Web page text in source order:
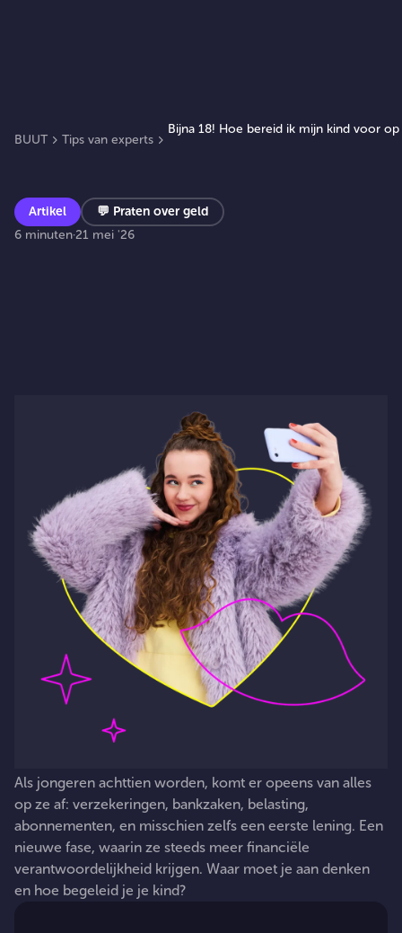
BUUT Tips van experts
Bijna 18! Hoe bereid ik mijn kind voor
Artikel 💬 Praten over geld
6 minuten·21 mei '26
Als jongeren achttien worden, komt er opeens van alles
op ze af: verzekeringen, bankzaken, belasting,
abonnementen, en misschien zelfs een eerste lening. Een
nieuwe fase, waarin ze steeds meer financiële
verantwoordelijkheid krijgen. Waar moet je aan denken
en hoe begeleid je je kind?